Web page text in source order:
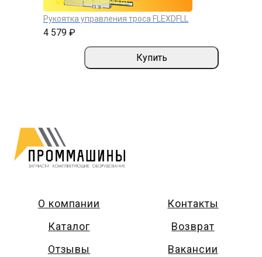
Рукоятка управления троса FLEXDFLL
4 579 ₽
Купить
О компании
Каталог
Отзывы
Контакты
Возврат
Вакансии